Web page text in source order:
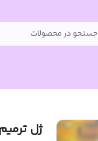
جستجو در محصولات
ژل